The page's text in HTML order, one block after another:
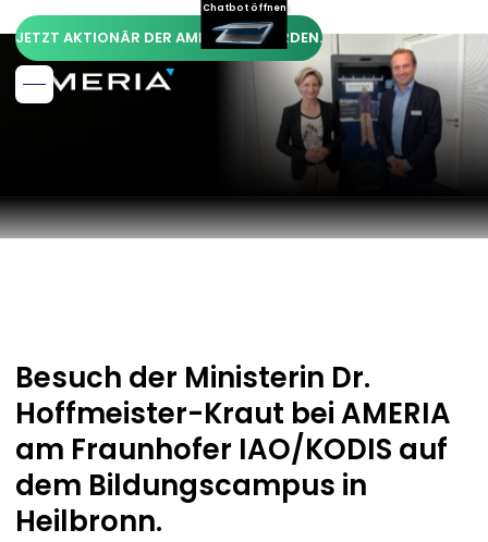
Chatbot öffnen
JETZT AKTIONÄR DER AMERIA AG WERDEN.
Besuch der Ministerin Dr.
Hoffmeister-Kraut bei AMERIA
am Fraunhofer IAO/KODIS auf
dem Bildungscampus in
Heilbronn.